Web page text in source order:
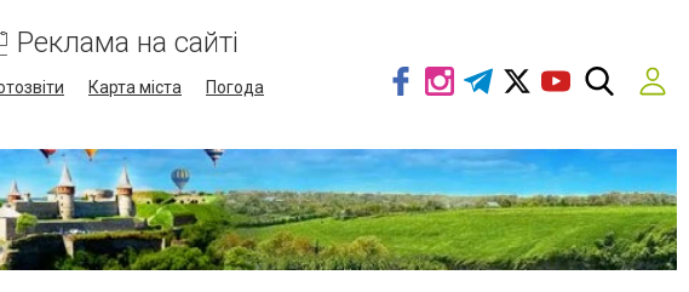
Реклама на сайті
Карта міста
Погода